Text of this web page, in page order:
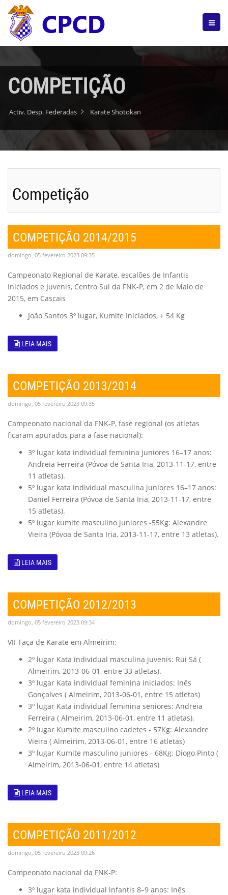
COMPETIÇÃO
Activ. Desp. Federadas Karate Shotokan
Competição
COMPETIÇÃO 2014/2015
domingo, 05 fevereiro 2023 09:35
Campeonato Regional de Karate, escalões de Infantis
Iniciados e Juvenis, Centro Sul da FNK-P, em 2 de Maio de
2015, em Cascais
João Santos 3º lugar, Kumite Iniciados, + 54 Kg
LEIA MAIS
COMPETIÇÃO 2013/2014
domingo, 05 fevereiro 2023 09:35
Campeonato nacional da FNK-P, fase regional (os atletas
ficaram apurados para a fase nacional):
3º lugar kata individual feminina juniores 16–17 anos:
Andreia Ferreira (Póvoa de Santa Iria, 2013-11-17, entre
11 atletas).
5º lugar kata individual masculina juniores 16–17 anos:
Daniel Ferreira (Póvoa de Santa Iria, 2013-11-17, entre
15 atletas).
5º lugar kumite masculino juniores -55Kg: Alexandre
Vieira (Póvoa de Santa Iria, 2013-11-17, entre 13 atletas).
LEIA MAIS
COMPETIÇÃO 2012/2013
domingo, 05 fevereiro 2023 09:34
VII Taça de Karate em Almeirim:
2º lugar Kata individual masculina juvenis: Rui Sá (
Almeirim, 2013-06-01, entre 33 atletas).
3º lugar Kata individual feminina iniciados: Inês
Gonçalves ( Almeirim, 2013-06-01, entre 15 atletas)
3º lugar Kata individual feminina seniores: Andreia
Ferreira ( Almeirim, 2013-06-01, entre 11 atletas).
2º lugar Kumite masculino cadetes - 57Kg: Alexandre
Vieira ( Almeirim, 2013-06-01, entre 16 atletas)
3º lugar Kumite masculino juniores - 68Kg: Diogo Pinto (
Almeirim, 2013-06-01, entre 14 atletas)
LEIA MAIS
COMPETIÇÃO 2011/2012
domingo, 05 fevereiro 2023 09:26
Campeonato nacional da FNK-P:
3º lugar kata individual infantis 8–9 anos: Inês